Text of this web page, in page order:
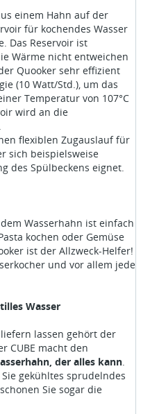
einem Hahn auf der
für kochendes Wasser
Das Reservoir ist
Wärme nicht entweichen
Quooker sehr effizient
(10 Watt/Std.), um das
Temperatur von 107°C
wird an die
flexiblen Zugauslauf für
sich beispielsweise
des Spülbeckens eignet.
Wasserhahn ist einfach
kochen oder Gemüse
ist der Allzweck-Helfer!
und vor allem jede
Wasser
lassen gehört der
CUBE macht den
der alles kann.
gekühltes sprudelndes
Sie sogar die